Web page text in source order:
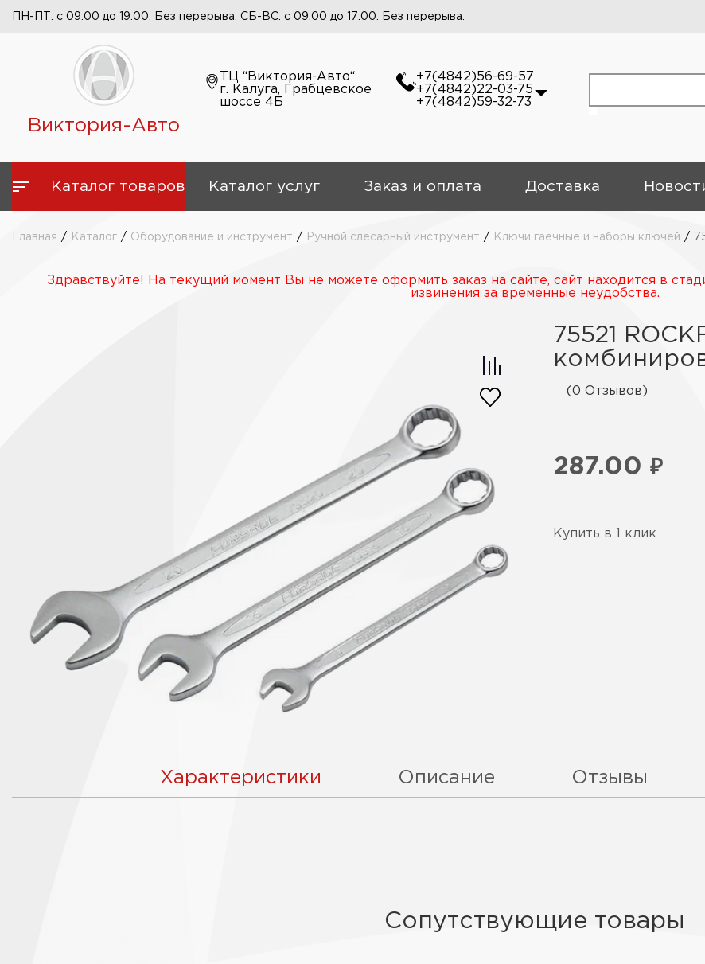
ПН-ПТ: с 09:00 до 19:00. Без перерыва. СБ-ВС: с 09:00 до 17:00. Без перерыва.
Виктория-Авто
ТЦ “Виктория-Авто“
г. Калуга, Грабцевское
шоссе 4Б
+7(4842)56-69-57
+7(4842)22-03-75
+7(4842)59-32-73
Каталог товаров Каталог услуг Заказ и оплата Доставка
Главная / Каталог / Оборудование и инструмент / Ручной слесарный инструмент / Ключи гаечные и наборы ключей /
Здравствуйте! На текущий момент Вы не можете оформить заказ на сайте, сайт находится в
извинения за временные неудобства.
75521
(0 Отзывов)
287.00 ₽
Купить в 1 клик
Характеристики Описание Отзывы
Сопутствующие товары